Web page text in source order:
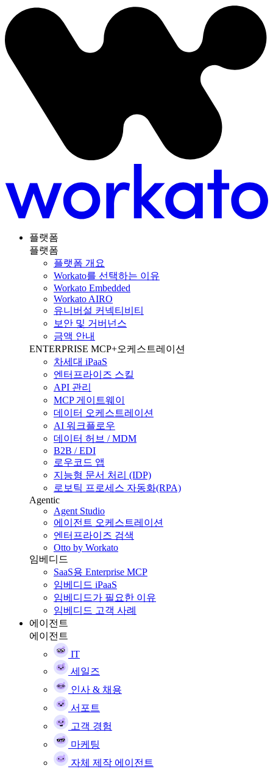
플랫폼
플랫폼
플랫폼 개요
Workato를 선택하는 이유
Workato Embedded
Workato AIRO
유니버설 커넥티비티
보안 및 거버넌스
금액 안내
ENTERPRISE MCP+오케스트레이션
차세대 iPaaS
엔터프라이즈 스킬
API 관리
MCP 게이트웨이
데이터 오케스트레이션
AI 워크플로우
데이터 허브 / MDM
B2B / EDI
로우코드 앱
지능형 문서 처리 (IDP)
로보틱 프로세스 자동화(RPA)
Agentic
Agent Studio
에이전트 오케스트레이션
엔터프라이즈 검색
Otto by Workato
임베디드
SaaS용 Enterprise MCP
임베디드 iPaaS
임베디드가 필요한 이유
임베디드 고객 사례
에이전트
에이전트
IT
세일즈
인사 & 채용
서포트
고객 경험
마케팅
자체 제작 에이전트